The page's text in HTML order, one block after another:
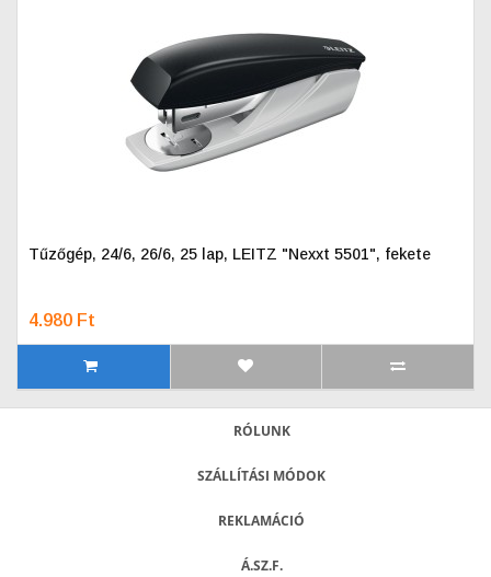
Tűzőgép, 24/6, 26/6, 25 lap, LEITZ "Nexxt 5501", fekete
4.980 Ft
RÓLUNK
SZÁLLÍTÁSI MÓDOK
REKLAMÁCIÓ
Á.SZ.F.